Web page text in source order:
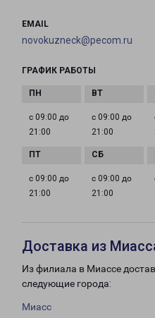
EMAIL
novokuzneck@pecom.ru
ГРАФИК РАБОТЫ
с 09:00 до
21:00
с 09:00 до
21:00
с 09:00 до
21:00
с 09:00 до
21:00
Доставка из
Из филиала в Миассе
следующие города:
Миасс